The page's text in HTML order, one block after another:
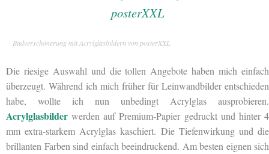
Badverschönerung mit Acrylglasbildern von posterXXL
Die riesige Auswahl und die tollen Angebote haben mich einfach
überzeugt. Während ich mich früher für Leinwandbilderentschieden
habe, wollte ich nun unbedingt Acrylglas ausprobieren.
Acrylglasbilder werden auf Premium-Papier gedruckt und hinter 4
mm extra-starkem Acrylglas kaschiert. Die Tiefenwirkung und die
brillanten Farben sind einfach beeindruckend. Am besten eignen sich